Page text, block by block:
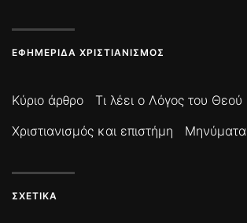
ΕΦΗΜΕΡΊΔΑ ΧΡΙΣΤΙΑΝΙΣΜΌΣ
Κύριο άρθρο Τι λέει ο Λόγος του Θεού
Χριστιανισμός και επιστήμη
Μηνύματα
ΣΧΕΤΙΚΆ